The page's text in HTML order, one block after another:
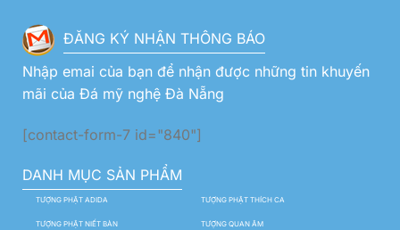
ĐĂNG KÝ NHẬN THÔNG BÁO
Nhập emai của bạn để nhận được những tin khuyến
mãi của Đá mỹ nghệ Đà Nẵng
[contact-form-7 id="840"]
DANH MỤC SẢN PHẨM
TƯỢNG PHẬT ADIDA TƯỢNG PHẬT THÍCH CA
TƯỢNG PHẬT NIẾT BÀN TƯỢNG QUAN ÂM